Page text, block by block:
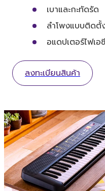
เบาและกะทัดรัด
ลำโพงแบบติดตั้
อแดปเตอร์ไฟเ
ลงทะเบียนสินค้า